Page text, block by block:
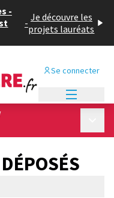
-
- Je découvre les
projets lauréats
Se connecter